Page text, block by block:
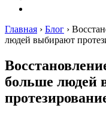
Главная › Блог ›
людей выбирают
больше людей